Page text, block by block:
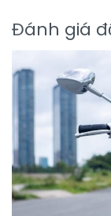
Đánh giá